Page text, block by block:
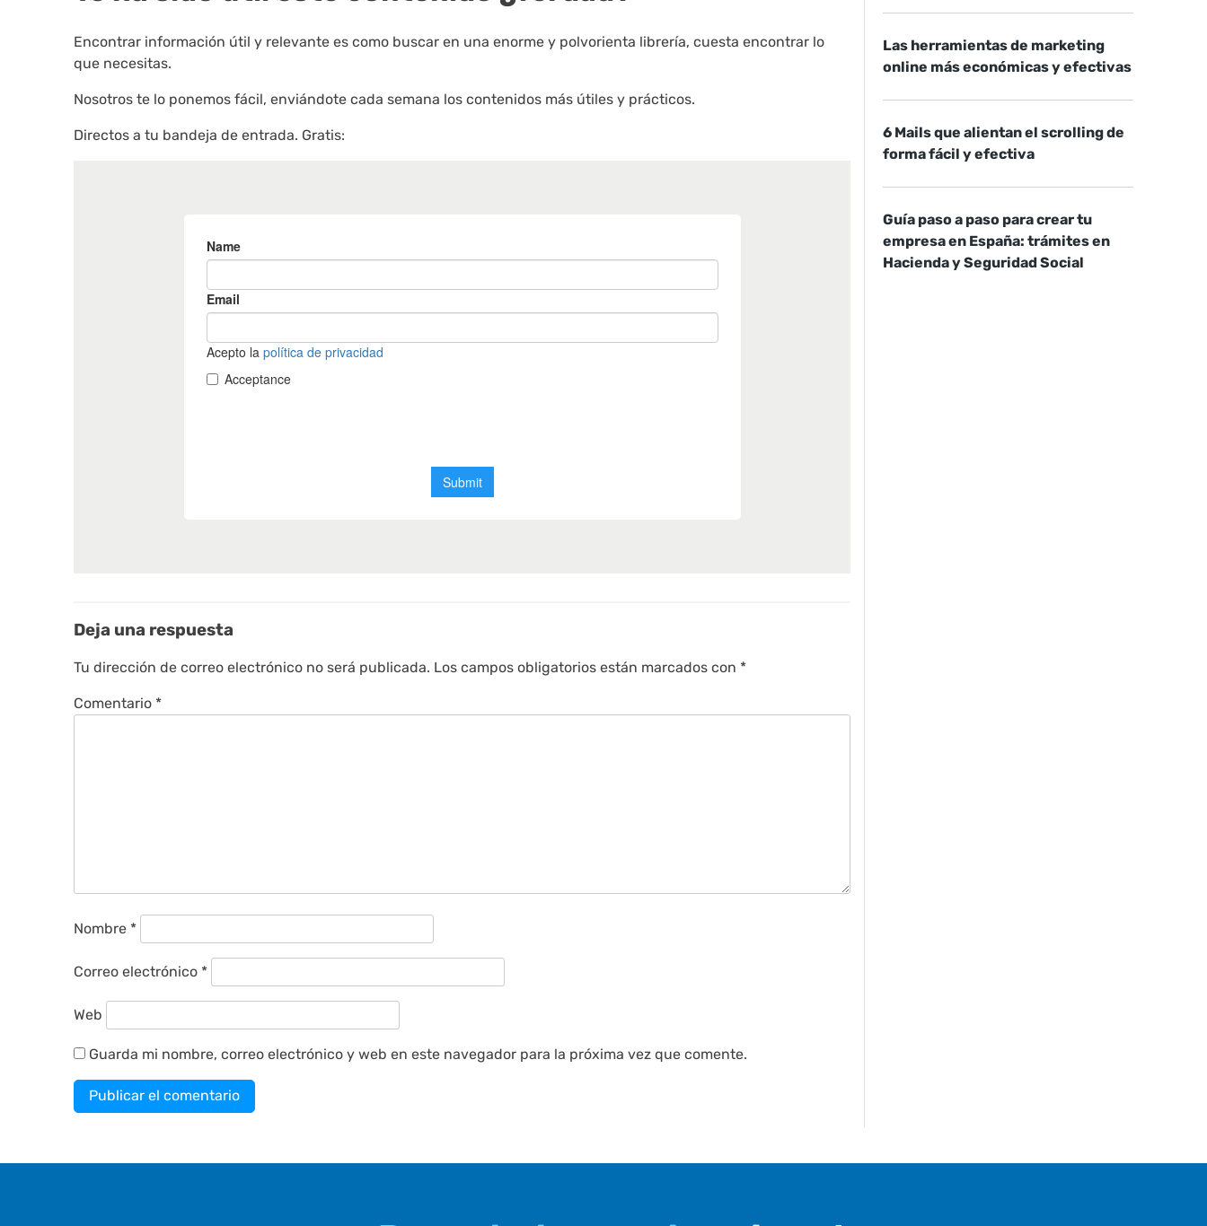
Encontrar información útil y relevante es como buscar en una enorme y polvorienta librería, cuesta encontrar lo
que necesitas.
Nosotros te lo ponemos fácil, enviándote cada semana los contenidos más útiles y prácticos.
Directos a tu bandeja de entrada. Gratis:
Deja una respuesta
Tu dirección de correo electrónico no será publicada. Los campos obligatorios están marcados con *
Comentario *
Nombre *
Correo electrónico *
Web
Guarda mi nombre, correo electrónico y web en este navegador para la próxima vez que comente.
Las herramientas de marketing
online más económicas y efectivas
6 Mails que alientan el scrolling de
forma fácil y efectiva
Guía paso a paso para crear tu
empresa en España: trámites en
Hacienda y Seguridad Social